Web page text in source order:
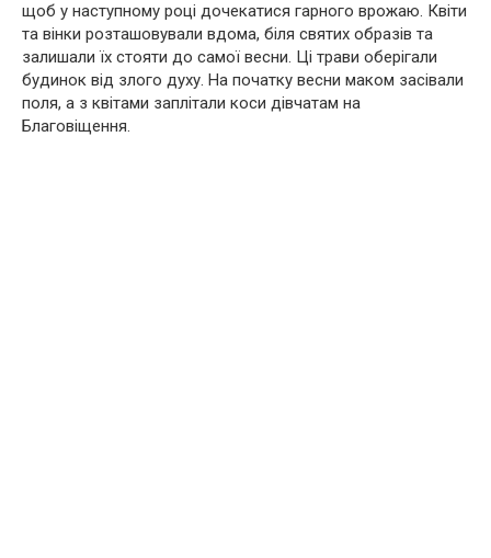
щоб у наступному році дочекатися гарного врожаю. Квіти
та вінки розташовували вдома, біля святих образів та
залишали їх стояти до самої весни. Ці трави оберігали
будинок від злого духу. На початку весни маком засівали
поля, а з квітами заплітали коси дівчатам на
Благовіщення.